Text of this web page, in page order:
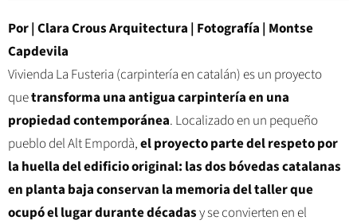
Por | Clara Crous Arquitectura | Fotografía | Montse
Capdevila
Vivienda La Fusteria (carpintería en catalán) es un proyecto
quetransforma una antigua carpintería en una
propiedad contemporánea. Localizado en un pequeño
pueblo del Alt Empordà,el proyecto parte del respeto por
la huella del edificio original: las dos bóvedas catalanas
en planta baja conservan la memoria del taller que
ocupó el lugar durante décadasy se convierten en el